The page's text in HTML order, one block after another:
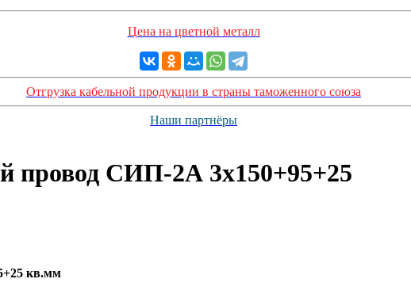
Цена на цветной металл
Отгрузка кабельной продукции в страны таможенного союза
Наши партнёры
провод СИП-2А 3х150+95+25
кв.мм